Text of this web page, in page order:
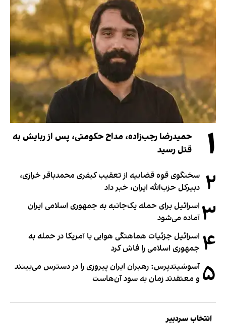
۱
حمیدرضا رجب‌زاده، مداح حکومتی، پس از ربایش به
قتل رسید
۲ سخنگوی قوه قضاییه از تعقیب کیفری محمدباقر خرازی،
دبیر‌کل حزب‌الله ایران، خبر داد
۳ اسرائیل برای حمله یک‌جانبه به جمهوری اسلامی ایران
آماده می‌شود
۴ اسرائیل جزئیات هماهنگی هوایی با آمریکا در حمله به
جمهوری اسلامی را فاش کرد
۵ آسوشیتدپرس: رهبران ایران پیروزی را در دسترس می‌بینند
و معتقدند زمان به سود آن‌هاست
انتخاب سردبیر